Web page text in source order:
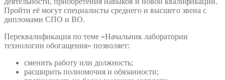
Пройти её могут специалисты среднего и высшего звена с
дипломами СПО и ВО.
Переквалификация по теме «Начальник лаборатории
технологии обогащения» позволяет:
сменить работу или должность;
расширить полномочия и обязанности;